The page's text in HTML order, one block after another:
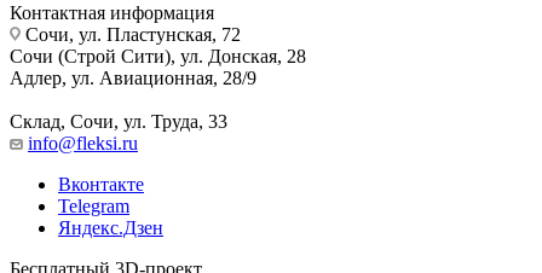
Контактная информация
Сочи, ул. Пластунская, 72
Сочи (Строй Сити), ул. Донская, 28
Адлер, ул. Авиационная, 28/9
Склад, Сочи, ул. Труда, 33
info@fleksi.ru
Вконтакте
Telegram
Яндекс.Дзен
Бесплатный 3D-проект